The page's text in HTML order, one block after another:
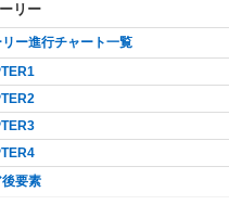
リー
リー進行チャート一覧
要素